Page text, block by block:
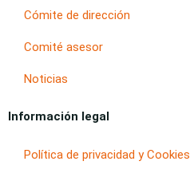
Cómite de dirección
Comité asesor
Noticias
Información legal
Política de privacidad y Cookies